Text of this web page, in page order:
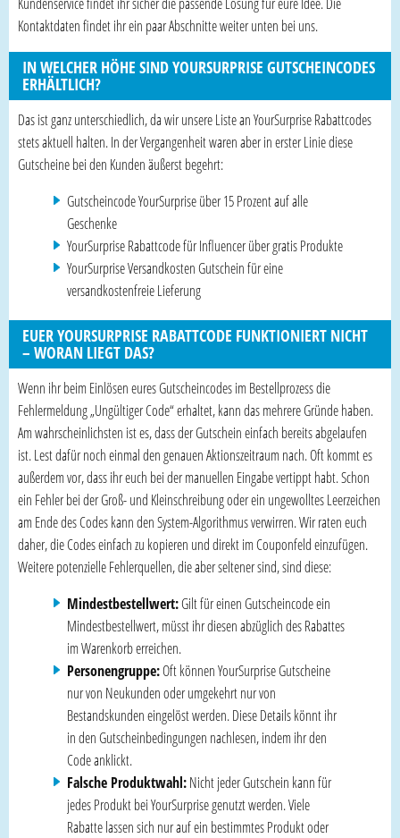
Kontaktdaten findet ihr ein paar Abschnitte weiter unten bei uns.
IN WELCHER HÖHE SIND YOURSURPRISE GUTSCHEINCODES
ERHÄLTLICH?
Das ist ganz unterschiedlich, da wir unsere Liste an YourSurprise Rabattcodes
stets aktuell halten. In der Vergangenheit waren aber in erster Linie diese
Gutscheine bei den Kunden äußerst begehrt:
Gutscheincode YourSurprise über 15 Prozent auf alle
Geschenke
YourSurprise Rabattcode für Influencer über gratis Produkte
YourSurprise Versandkosten Gutschein für eine
versandkostenfreie Lieferung
EUER YOURSURPRISE RABATTCODE FUNKTIONIERT NICHT
– WORAN LIEGT DAS?
Wenn ihr beim Einlösen eures Gutscheincodes im Bestellprozess die
Fehlermeldung „Ungültiger Code“ erhaltet, kann das mehrere Gründe haben.
Am wahrscheinlichsten ist es, dass der Gutschein einfach bereits abgelaufen
ist. Lest dafür noch einmal den genauen Aktionszeitraum nach. Oft kommt es
außerdem vor, dass ihr euch bei der manuellen Eingabe vertippt habt. Schon
ein Fehler bei der Groß- und Kleinschreibung oder ein ungewolltes Leerzeichen
am Ende des Codes kann den System-Algorithmus verwirren. Wir raten euch
daher, die Codes einfach zu kopieren und direkt im Couponfeld einzufügen.
Weitere potenzielle Fehlerquellen, die aber seltener sind, sind diese:
Mindestbestellwert:Gilt für einen Gutscheincode ein
Mindestbestellwert, müsst ihr diesen abzüglich des Rabattes
im Warenkorb erreichen.
Personengruppe:Oft können YourSurprise Gutscheine
nur von Neukunden oder umgekehrt nur von
Bestandskunden eingelöst werden. Diese Details könnt ihr
in den Gutscheinbedingungen nachlesen, indem ihr den
Code anklickt.
Falsche Produktwahl:Nicht jeder Gutschein kann für
jedes Produkt bei YourSurprise genutzt werden. Viele
Rabatte lassen sich nur auf ein bestimmtes Produkt oder